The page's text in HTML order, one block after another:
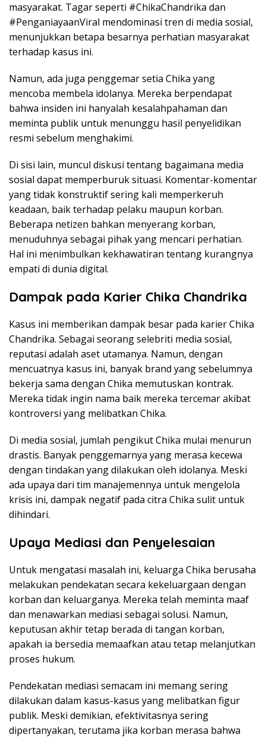
masyarakat. Tagar seperti #ChikaChandrika dan
#PenganiayaanViral mendominasi tren di media sosial,
menunjukkan betapa besarnya perhatian masyarakat
terhadap kasus ini.
Namun, ada juga penggemar setia Chika yang
mencoba membela idolanya. Mereka berpendapat
bahwa insiden ini hanyalah kesalahpahaman dan
meminta publik untuk menunggu hasil penyelidikan
resmi sebelum menghakimi.
Di sisi lain, muncul diskusi tentang bagaimana media
sosial dapat memperburuk situasi. Komentar-komentar
yang tidak konstruktif sering kali memperkeruh
keadaan, baik terhadap pelaku maupun korban.
Beberapa netizen bahkan menyerang korban,
menuduhnya sebagai pihak yang mencari perhatian.
Hal ini menimbulkan kekhawatiran tentang kurangnya
empati di dunia digital.
Dampak pada Karier Chika Chandrika
Kasus ini memberikan dampak besar pada karier Chika
Chandrika. Sebagai seorang selebriti media sosial,
reputasi adalah aset utamanya. Namun, dengan
mencuatnya kasus ini, banyak brand yang sebelumnya
bekerja sama dengan Chika memutuskan kontrak.
Mereka tidak ingin nama baik mereka tercemar akibat
kontroversi yang melibatkan Chika.
Di media sosial, jumlah pengikut Chika mulai menurun
drastis. Banyak penggemarnya yang merasa kecewa
dengan tindakan yang dilakukan oleh idolanya. Meski
ada upaya dari tim manajemennya untuk mengelola
krisis ini, dampak negatif pada citra Chika sulit untuk
dihindari.
Upaya Mediasi dan Penyelesaian
Untuk mengatasi masalah ini, keluarga Chika berusaha
melakukan pendekatan secara kekeluargaan dengan
korban dan keluarganya. Mereka telah meminta maaf
dan menawarkan mediasi sebagai solusi. Namun,
keputusan akhir tetap berada di tangan korban,
apakah ia bersedia memaafkan atau tetap melanjutkan
proses hukum.
Pendekatan mediasi semacam ini memang sering
dilakukan dalam kasus-kasus yang melibatkan figur
publik. Meski demikian, efektivitasnya sering
dipertanyakan, terutama jika korban merasa bahwa